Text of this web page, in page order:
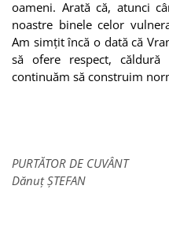
oameni. Arată că, atunci
noastre binele celor
Am simțit încă o dată că
să ofere respect,
continuăm să construim
PURTĂTOR DE CUVÂNT
Dănuț ȘTEFAN